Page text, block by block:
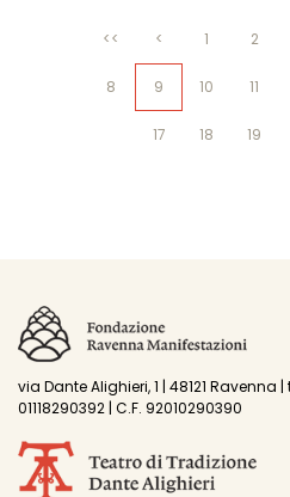
<< < 1 2
8 9 10 11
17 18 19
via Dante Alighieri, 1 | 48121 Ravenna |
01118290392 | C.F. 92010290390